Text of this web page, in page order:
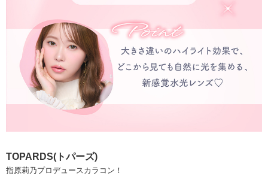
TOPARDS(トパーズ)
指原莉乃プロデュースカラコン！